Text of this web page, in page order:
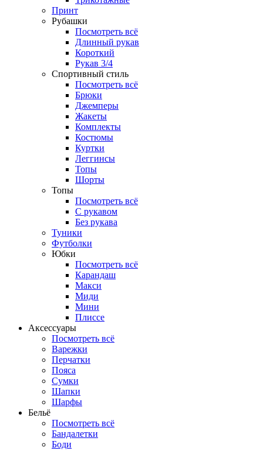
Принт
Рубашки
Посмотреть всё
Длинный рукав
Короткий
Рукав 3/4
Спортивный стиль
Посмотреть всё
Брюки
Джемперы
Жакеты
Комплекты
Костюмы
Куртки
Леггинсы
Топы
Шорты
Топы
Посмотреть всё
C рукавом
Без рукава
Туники
Футболки
Юбки
Посмотреть всё
Карандаш
Макси
Миди
Мини
Плиссе
Аксессуары
Посмотреть всё
Варежки
Перчатки
Пояса
Сумки
Шапки
Шарфы
Бельё
Посмотреть всё
Бандалетки
Боди